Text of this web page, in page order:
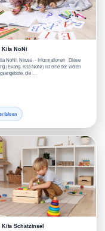
Kita NoNi
NoNi, Neuss - Informationen Diese
(Evang. Kita NoNi) ist eine der vielen
die …
Kita Schatzinsel